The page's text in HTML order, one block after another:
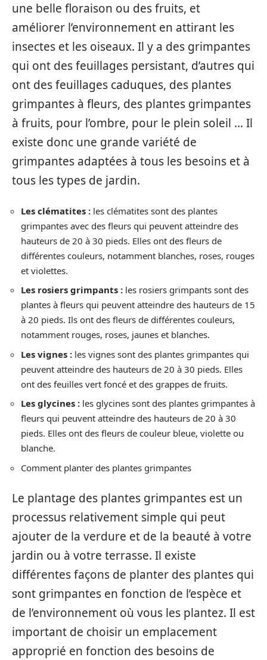
une belle floraison ou des fruits, et
améliorer l’environnement en attirant les
insectes et les oiseaux. Il y a des grimpantes
qui ont des feuillages persistant, d’autres qui
ont des feuillages caduques, des plantes
grimpantes à fleurs, des plantes grimpantes
à fruits, pour l’ombre, pour le plein soleil … Il
existe donc une grande variété de
grimpantes adaptées à tous les besoins et à
tous les types de jardin.
Les clématites : les clématites sont des plantes
grimpantes avec des fleurs qui peuvent atteindre des
hauteurs de 20 à 30 pieds. Elles ont des fleurs de
différentes couleurs, notamment blanches, roses, rouges
et violettes.
Les rosiers grimpants : les rosiers grimpants sont des
plantes à fleurs qui peuvent atteindre des hauteurs de 15
à 20 pieds. Ils ont des fleurs de différentes couleurs,
notamment rouges, roses, jaunes et blanches.
Les vignes : les vignes sont des plantes grimpantes qui
peuvent atteindre des hauteurs de 20 à 30 pieds. Elles
ont des feuilles vert foncé et des grappes de fruits.
Les glycines : les glycines sont des plantes grimpantes à
fleurs qui peuvent atteindre des hauteurs de 20 à 30
pieds. Elles ont des fleurs de couleur bleue, violette ou
blanche.
Comment planter des plantes grimpantes
Le plantage des plantes grimpantes est un
processus relativement simple qui peut
ajouter de la verdure et de la beauté à votre
jardin ou à votre terrasse. Il existe
différentes façons de planter des plantes qui
sont grimpantes en fonction de l’espèce et
de l’environnement où vous les plantez. Il est
important de choisir un emplacement
approprié en fonction des besoins de